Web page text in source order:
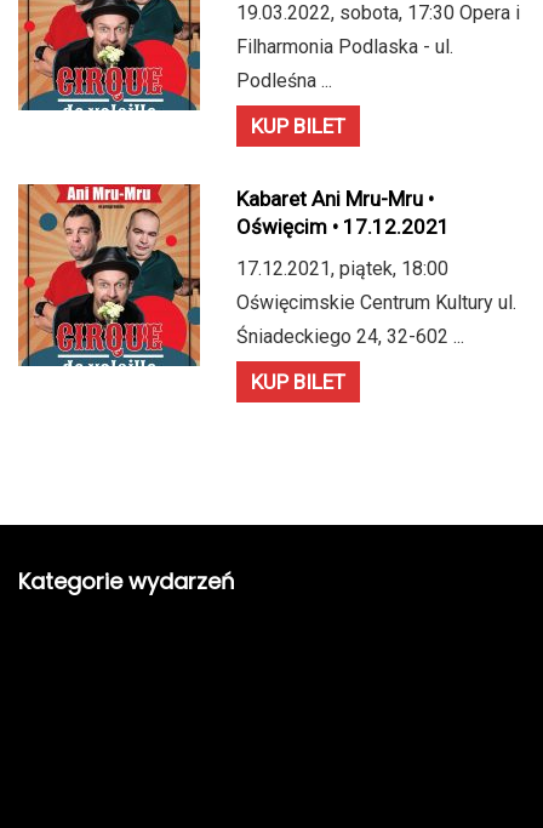
19.03.2022, sobota, 17:30 Opera i
Filharmonia Podlaska - ul.
Podleśna ...
KUP BILET
Kabaret Ani Mru-Mru •
Oświęcim • 17.12.2021
17.12.2021, piątek, 18:00
Oświęcimskie Centrum Kultury ul.
Śniadeckiego 24, 32-602 ...
KUP BILET
Kategorie wydarzeń